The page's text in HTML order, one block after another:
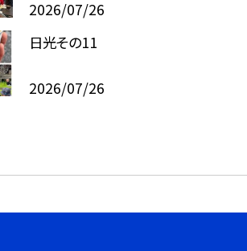
2026/07/26
日光その11
2026/07/26